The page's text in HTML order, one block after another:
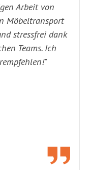
Arbeit von
Möbeltransport
stressfrei dank
Teams. Ich